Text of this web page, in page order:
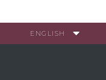
ENGLISH